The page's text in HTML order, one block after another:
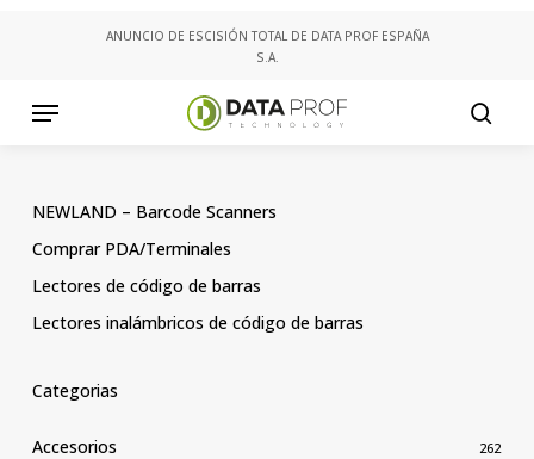
ANUNCIO DE ESCISIÓN TOTAL DE DATA PROF ESPAÑA
S.A.
Menu
NEWLAND – Barcode Scanners
Comprar PDA/Terminales
Lectores de código de barras
Lectores inalámbricos de código de barras
Categorias
Accesorios 262